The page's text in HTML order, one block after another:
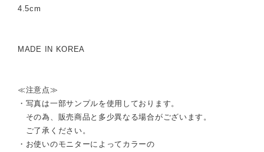
4.5cm
MADE IN KOREA
≪注意点≫
・写真は一部サンプルを使用しております。
その為、販売商品と多少異なる場合がございます。
ご了承ください。
・お使いのモニターによってカラーの